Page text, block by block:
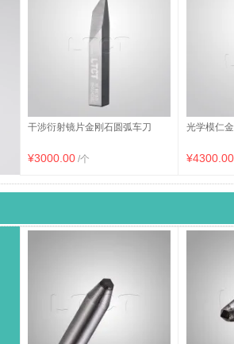
干涉衍射镜片金刚石圆弧车刀
¥3000.00 /个
光学模仁
¥4300.00